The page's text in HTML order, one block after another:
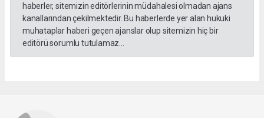
haberler, sitemizin editörlerinin müdahalesi olmadan ajans
kanallarından çekilmektedir. Bu haberlerde yer alan hukuki
muhataplar haberi geçen ajanslar olup sitemizin hiç bir
editörü sorumlu tutulamaz...